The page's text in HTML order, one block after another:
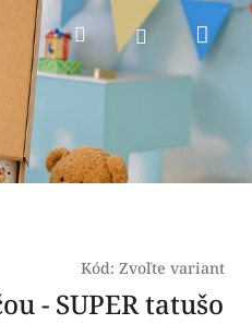
HľadaťPrihlásenie
Kód: Zvoľte variant
- SUPER tatušo